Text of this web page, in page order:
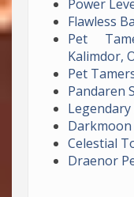
Power
Flawless
Pet
Kalimdor,
Pet
Pandaren
Legendary
Darkmoon
Celestial
Draenor